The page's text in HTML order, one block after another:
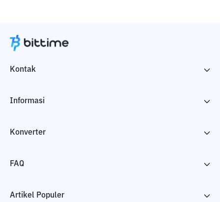
Kontak
Informasi
Konverter
FAQ
Artikel Populer